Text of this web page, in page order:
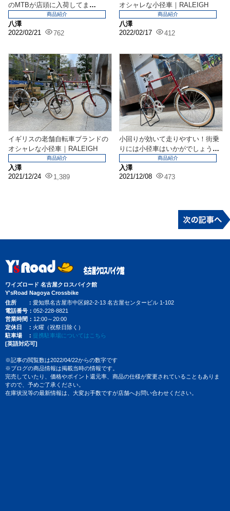
のMTBが店頭に入荷してま
す〜〜！！【FUEL ...
八澤
2022/02/21
762
商品紹介
オシャレな小径車｜RALEIGH
八澤
2022/02/17
412
商品紹介
イギリスの老舗自転車ブランドの
オシャレな小径車｜RALEIGH
入澤
2021/12/24
1,389
商品紹介
小回りが効いて走りやすい！街乗
りには小径車はいかがでしょう
入澤
2021/12/08
473
商品紹介
ワイズロード 名古屋クロスバイク館
Y'sRoad Nagoya Crossbike
住所
愛知県名古屋市中区錦2-2-13 名古屋センタービル 1-102
電話番号
052-228-8821
営業時間
12:00～20:00
定休日
火曜（祝祭日除く）
駐車場
提携駐車場についてはこちら
[英語対応可]
※記事の閲覧数は2022/04/22からの数字です
※ブログの商品情報は掲載当時の情報です。
完売していたり、価格やポイント還元率、商品の仕様が変更されていることもありま
すので、予めご了承ください。
在庫状況等の最新情報は、大変お手数ですが店舗へお問い合わせください。